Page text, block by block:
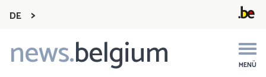
DE
news.belgium MENÜ
Main
navigation